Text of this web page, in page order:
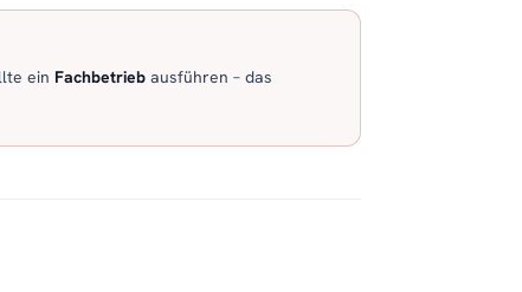
ein Fachbetrieb ausführen – das